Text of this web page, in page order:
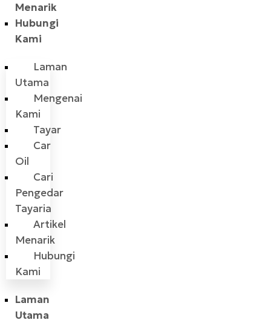
Menarik
Hubungi
Kami
Laman
Utama
Mengenai
Kami
Tayar
Car
Oil
Cari
Pengedar
Tayaria
Artikel
Menarik
Hubungi
Kami
Laman
Utama